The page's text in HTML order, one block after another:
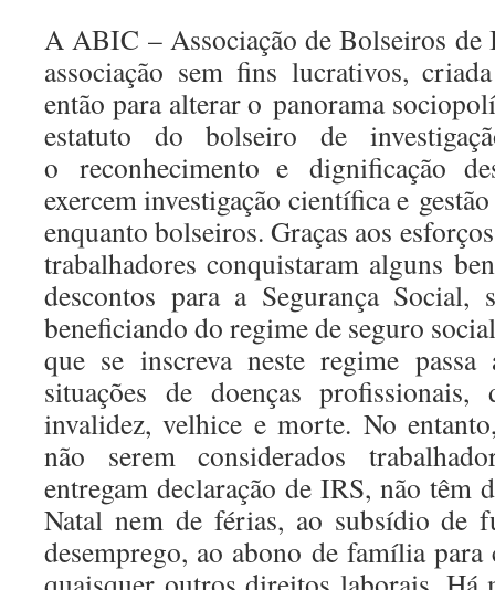
A ABIC – Associação de Bolseiros de
associação sem fins lucrativos,
então para alterar o panorama
estatuto do bolseiro de
o reconhecimento e dignificação
exercem investigação científica e
enquanto bolseiros. Graças aos
trabalhadores conquistaram alguns
descontos para a Segurança Social,
beneficiando do regime de seguro
que se inscreva neste regime
situações de doenças profissionais,
invalidez, velhice e morte. No
não serem considerados
entregam declaração de IRS, não têm
Natal nem de férias, ao subsídio de
desemprego, ao abono de família